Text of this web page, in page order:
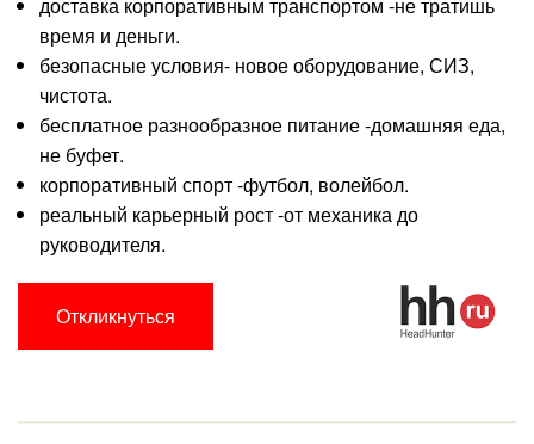
время и деньги.
безопасные условия- новое оборудование, СИЗ,
чистота.
бесплатное разнообразное питание -домашняя еда,
не буфет.
корпоративный спорт -футбол, волейбол.
реальный карьерный рост -от механика до
руководителя.
Откликнуться